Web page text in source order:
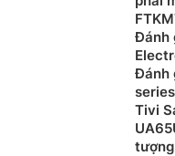
Đánh
Đánh
Tivi